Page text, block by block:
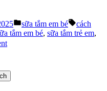
Posted
in
sữa tắm em bé Tags:
cách
tắm em bé, sữa tắm trẻ em,
on
Em
Bé